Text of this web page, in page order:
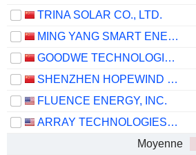
TRINA SOLAR CO., LTD.
MING YANG SMART ENERGY GROUP LIMITED
GOODWE TECHNOLOGIES CO., LTD.
SHENZHEN HOPEWIND ELECTRIC CO., LTD.
FLUENCE ENERGY, INC.
ARRAY TECHNOLOGIES, INC.
Moyenne